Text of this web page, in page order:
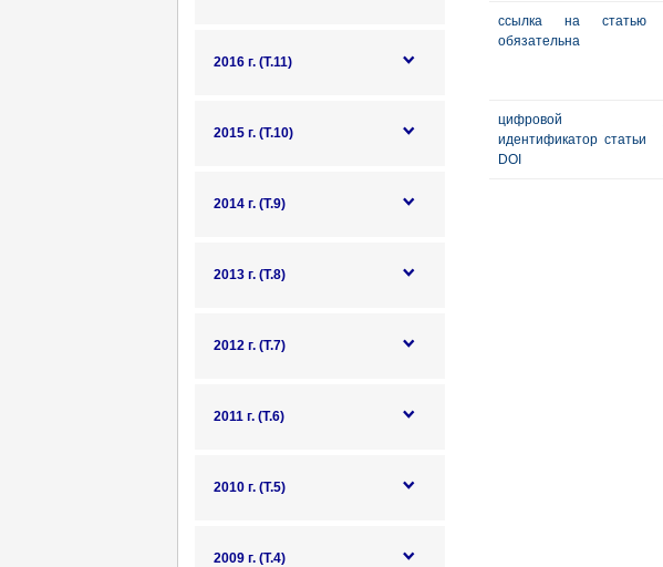
2016 г. (Т.11)
2015 г. (Т.10)
2014 г. (Т.9)
2013 г. (Т.8)
2012 г. (Т.7)
2011 г. (Т.6)
2010 г. (Т.5)
2009 г. (Т.4)
ссылка на статью
обязательна
цифровой
идентификатор статьи
DOI